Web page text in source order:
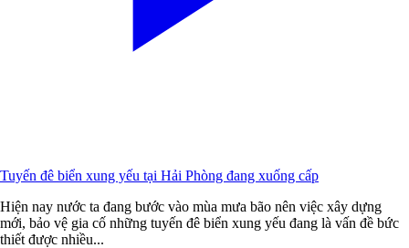
Tuyến đê biển xung yếu tại Hải Phòng đang xuống cấp
Hiện nay nước ta đang bước vào mùa mưa bão nên việc xây dựng
mới, bảo vệ gia cố những tuyến đê biển xung yếu đang là vấn đề bức
thiết được nhiều...